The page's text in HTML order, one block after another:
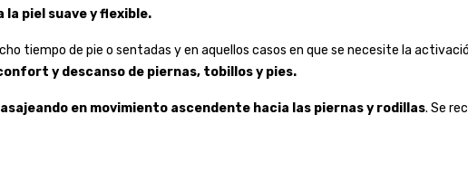
la piel suave y flexible.
tiempo de pie o sentadas y en aquellos casos en que se necesite la
y descanso de piernas, tobillos y pies.
en movimiento ascendente hacia las piernas y rodillas. Se